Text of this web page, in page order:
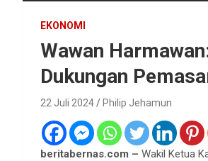
EKONOMI
Wawan
Dukungan
22 Juli 2024 Philip Jehamun
beritabernas.com – Wakil Ketua